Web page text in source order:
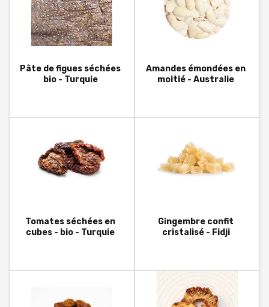
Pâte de figues séchées
bio - Turquie
Amandes émondées en
moitié - Australie
Tomates séchées en
cubes - bio - Turquie
Gingembre confit
cristalisé - Fidji